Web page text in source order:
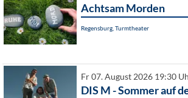
Achtsam Morden
Regensburg, Turmtheater
Fr 07. August 2026 19:30
DIS M - Sommer auf